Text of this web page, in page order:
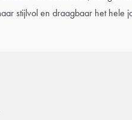
stijlvol en draagbaar het hele